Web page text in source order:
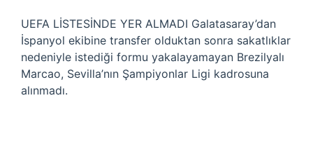
UEFA LİSTESİNDE YER ALMADI Galatasaray’dan
İspanyol ekibine transfer olduktan sonra sakatlıklar
nedeniyle istediği formu yakalayamayan Brezilyalı
Marcao, Sevilla’nın Şampiyonlar Ligi kadrosuna
alınmadı.